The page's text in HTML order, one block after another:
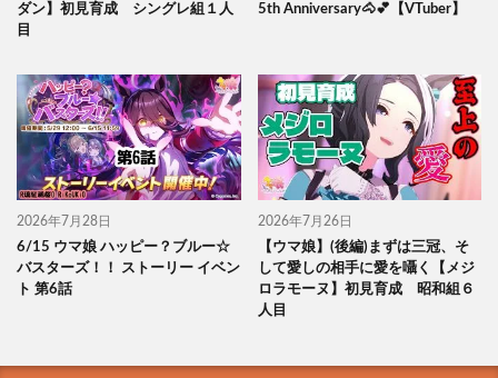
ダン】初見育成 シングレ組１人
目
5th Anniversary🐴💕【VTuber】
2026年7月28日
6/15 ウマ娘 ハッピー？ブルー☆
バスターズ！！ ストーリー イベン
ト 第6話
2026年7月26日
【ウマ娘】(後編)まずは三冠、そ
して愛しの相手に愛を囁く【メジ
ロラモーヌ】初見育成 昭和組６
人目